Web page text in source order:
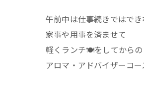
午前中は仕事続きではで
家事や用事を済ませて
軽くランチ🍽️をしてからの
アロマ・アドバイザーコー